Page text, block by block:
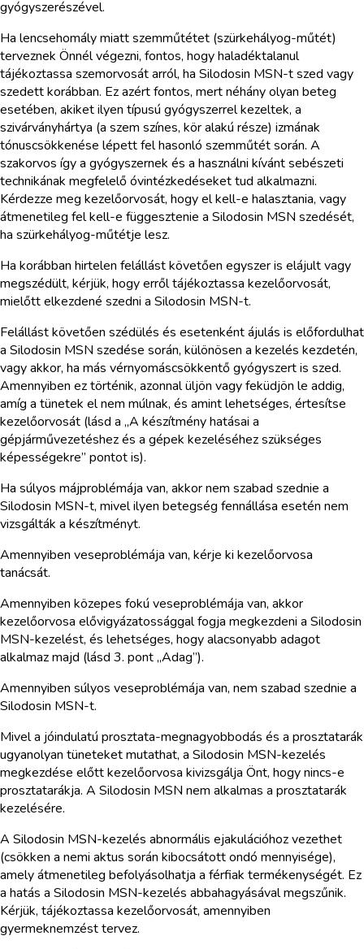
gyógyszerészével.
Ha lencsehomály miatt szemműtétet (szürkehályog-műtét)
terveznek Önnél végezni, fontos, hogy haladéktalanul
tájékoztassa szemorvosát arról, ha Silodosin MSN-t szed vagy
szedett korábban. Ez azért fontos, mert néhány olyan beteg
esetében, akiket ilyen típusú gyógyszerrel kezeltek, a
szivárványhártya (a szem színes, kör alakú része) izmának
tónuscsökkenése lépett fel hasonló szemműtét során. A
szakorvos így a gyógyszernek és a használni kívánt sebészeti
technikának megfelelő óvintézkedéseket tud alkalmazni.
Kérdezze meg kezelőorvosát, hogy el kell-e halasztania, vagy
átmenetileg fel kell-e függesztenie a Silodosin MSN szedését,
ha szürkehályog-műtétje lesz.
Ha korábban hirtelen felállást követően egyszer is elájult vagy
megszédült, kérjük, hogy erről tájékoztassa kezelőorvosát,
mielőtt elkezdené szedni a Silodosin MSN-t.
Felállást követően szédülés és esetenként ájulás is előfordulhat
a Silodosin MSN szedése során, különösen a kezelés kezdetén,
vagy akkor, ha más vérnyomáscsökkentő gyógyszert is szed.
Amennyiben ez történik, azonnal üljön vagy feküdjön le addig,
amíg a tünetek el nem múlnak, és amint lehetséges, értesítse
kezelőorvosát (lásd a „A készítmény hatásai a
gépjárművezetéshez és a gépek kezeléséhez szükséges
képességekre” pontot is).
Ha súlyos májproblémája van, akkor nem szabad szednie a
Silodosin MSN-t, mivel ilyen betegség fennállása esetén nem
vizsgálták a készítményt.
Amennyiben veseproblémája van, kérje ki kezelőorvosa
tanácsát.
Amennyiben közepes fokú veseproblémája van, akkor
kezelőorvosa elővigyázatossággal fogja megkezdeni a Silodosin
MSN-kezelést, és lehetséges, hogy alacsonyabb adagot
alkalmaz majd (lásd 3. pont „Adag”).
Amennyiben súlyos veseproblémája van, nem szabad szednie a
Silodosin MSN-t.
Mivel a jóindulatú prosztata-megnagyobbodás és a prosztatarák
ugyanolyan tüneteket mutathat, a Silodosin MSN-kezelés
megkezdése előtt kezelőorvosa kivizsgálja Önt, hogy nincs-e
prosztatarákja. A Silodosin MSN nem alkalmas a prosztatarák
kezelésére.
A Silodosin MSN-kezelés abnormális ejakulációhoz vezethet
(csökken a nemi aktus során kibocsátott ondó mennyisége),
amely átmenetileg befolyásolhatja a férfiak termékenységét. Ez
a hatás a Silodosin MSN-kezelés abbahagyásával megszűnik.
Kérjük, tájékoztassa kezelőorvosát, amennyiben
gyermeknemzést tervez.